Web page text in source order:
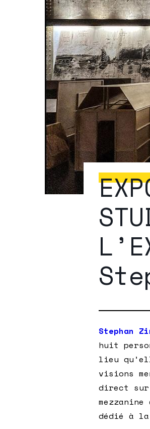
Stephan
huit
lieu
visions
direct
dédié à